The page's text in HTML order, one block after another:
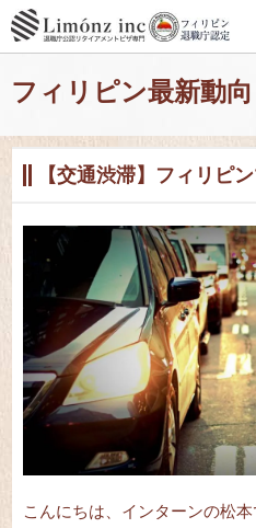
ホーム フィリピン最新動向
【交通渋滞】フィリピンマニラを
フィリピン最新動向
こんにちは、インターンの松